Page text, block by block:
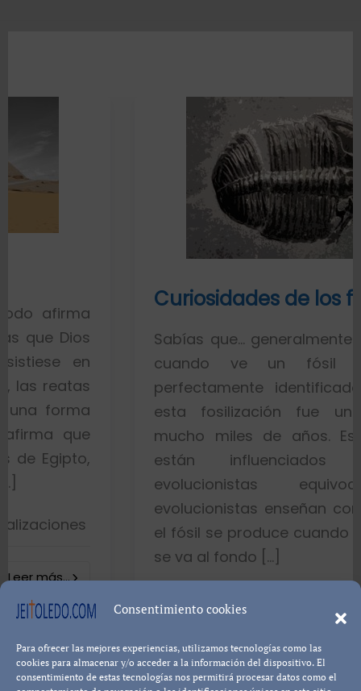
Consentimiento cookies
Para ofrecer las mejores experiencias, utilizamos tecnologías como las
cookies para almacenar y/o acceder a la información del dispositivo. El
consentimiento de estas tecnologías nos permitirá procesar datos como el
Curiosidades de los fósiles
Sabías que… generalmente toda la
cuando ve un fósil de un
perfectamente identificado piensa
esta fosilización fue un proceso
mucho miles de años. Esto es
están influenciados por
evolucionistas equivocadas.
evolucionistas enseñan con gráficos
el fósil se produce cuando el pez
se va al fondo […]
Pablo Blanco Leer más...